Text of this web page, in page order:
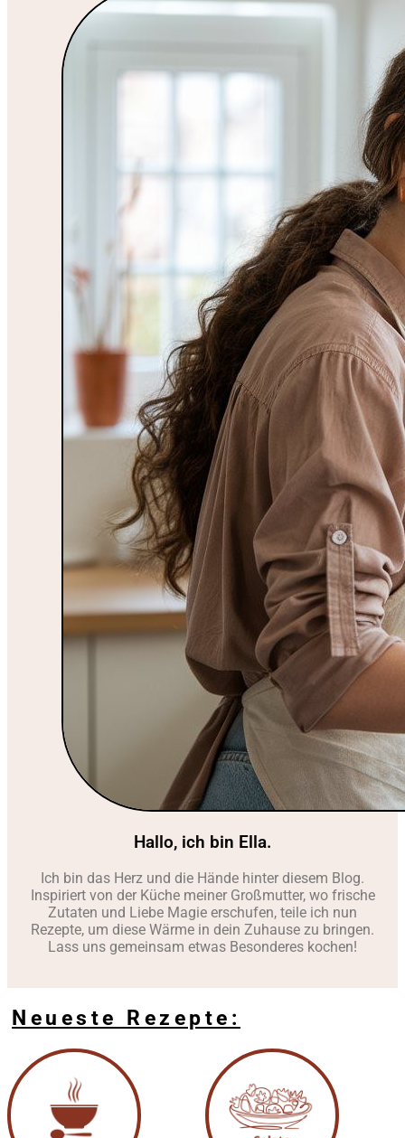
Hallo, ich bin Ella.
Ich bin das Herz und die Hände hinter diesem Blog.
Inspiriert von der Küche meiner Großmutter, wo frische
Zutaten und Liebe Magie erschufen, teile ich nun
Rezepte, um diese Wärme in dein Zuhause zu bringen.
Lass uns gemeinsam etwas Besonderes kochen!
Neueste Rezepte: